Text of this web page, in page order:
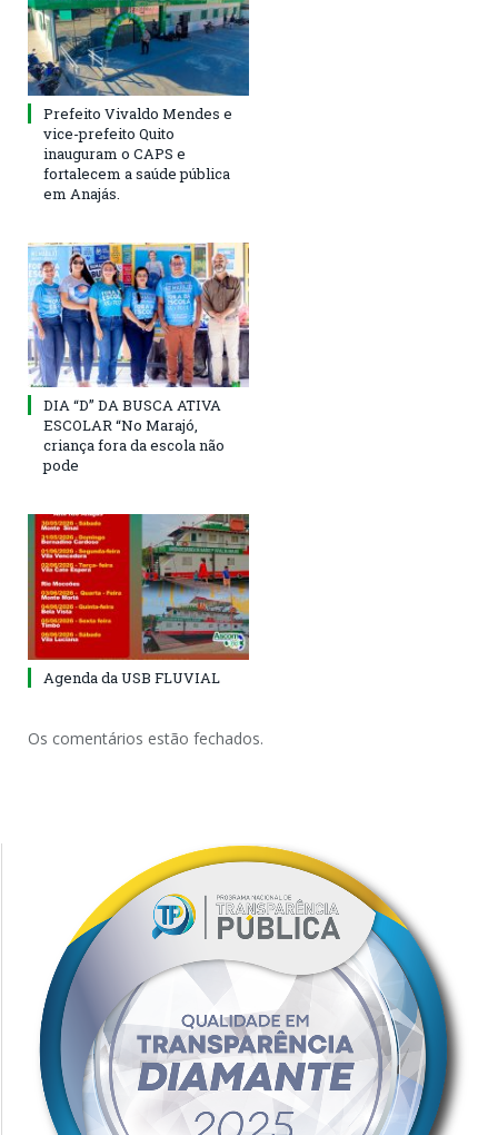
Prefeito Vivaldo Mendes e
vice-prefeito Quito
inauguram o CAPS e
fortalecem a saúde pública
em Anajás.
DIA “D” DA BUSCA ATIVA
ESCOLAR “No Marajó,
criança fora da escola não
pode
Agenda da USB FLUVIAL
Os comentários estão fechados.